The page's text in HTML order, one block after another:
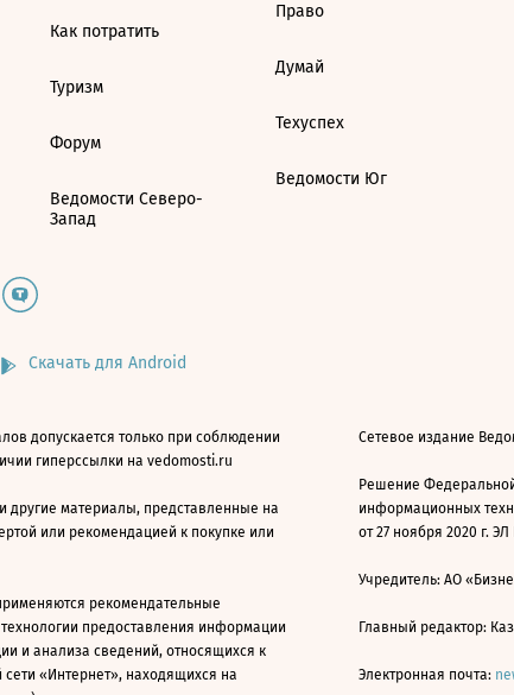
Как потратить
Туризм
Форум
Ведомости Северо-
Запад
Право
Думай
Техуспех
Ведомости Юг
Скачать для Android
допускается только при соблюдении
гиперссылки на vedomosti.ru
другие материалы, представленные на
или рекомендацией к покупке или
рекомендательные
предоставления информации
и анализа сведений, относящихся к
«Интернет», находящихся на
Сетевое издание
Решение
информационных
от 27 ноября 2020 г.
Учредитель: АО
Главный редактор:
Электронная почта: